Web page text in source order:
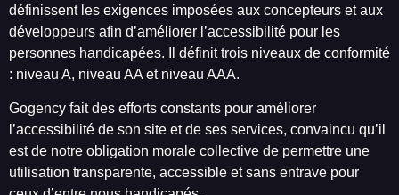
définissent les exigences imposées aux concepteurs et aux
développeurs afin d’améliorer l’accessibilité pour les
personnes handicapées. Il définit trois niveaux de conformité
: niveau A, niveau AA et niveau AAA.
Gogency fait des efforts constants pour améliorer
l’accessibilité de son site et de ses services, convaincu qu’il
est de notre obligation morale collective de permettre une
utilisation transparente, accessible et sans entrave pour